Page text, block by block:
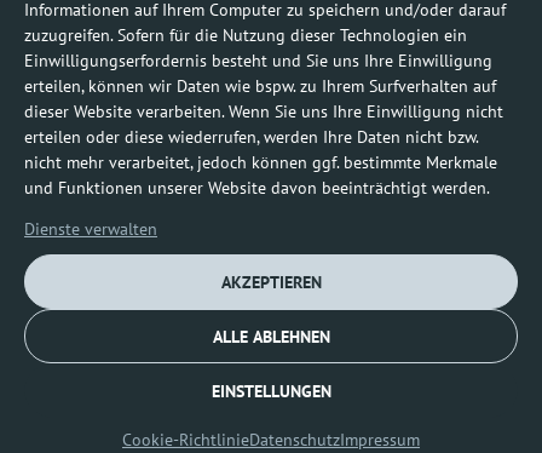
Informationen auf Ihrem Computer zu speichern und/oder darauf
zuzugreifen. Sofern für die Nutzung dieser Technologien ein
Einwilligungserfordernis besteht und Sie uns Ihre Einwilligung
erteilen, können wir Daten wie bspw. zu Ihrem Surfverhalten auf
dieser Website verarbeiten. Wenn Sie uns Ihre Einwilligung nicht
erteilen oder diese wiederrufen, werden Ihre Daten nicht bzw.
nicht mehr verarbeitet, jedoch können ggf. bestimmte Merkmale
und Funktionen unserer Website davon beeinträchtigt werden.
Dienste verwalten
AKZEPTIEREN
ALLE ABLEHNEN
EINSTELLUNGEN
Cookie-RichtlinieDatenschutzImpressum
Befundauskünfte/
Nachforderungen
0800 1219100-10
© [2026] diagnosticum
Datenschutz Cookie-Richtlinie (EU)